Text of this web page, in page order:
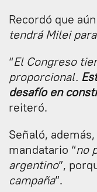
Recordó que aún
tendrá Milei
“El Congreso
proporcional.
desafío en
reiteró.
Señaló,
mandatario “no
argentino”,
campaña”.